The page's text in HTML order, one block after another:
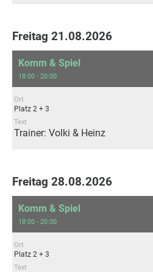
Freitag 21.08.2026
Komm & Spiel
18:00 - 20:00
Ort
Platz 2 + 3
Text
Trainer: Volki & Heinz
Freitag 28.08.2026
Komm & Spiel
18:00 - 20:00
Ort
Platz 2 + 3
Text